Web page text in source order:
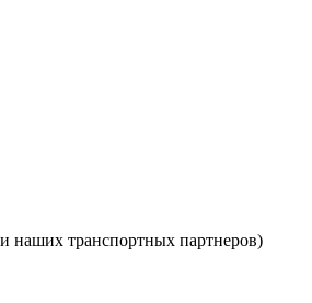
наших транспортных партнеров)